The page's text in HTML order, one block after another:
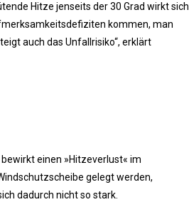
Hitze jenseits der 30 Grad wirkt sich
kommen, man
auch das Unfallrisiko“, erklärt
einen »Hitzeverlust« im
gelegt werden,
dadurch nicht so stark.